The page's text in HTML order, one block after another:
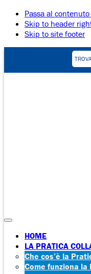
Passa al
Skip to header
Skip to site footer
Collaborativa
Menu
HOME
LA PRATICA
Che cos’è la
Come funziona